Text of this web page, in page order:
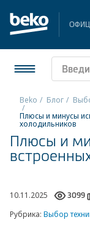
Плиты
Beko Блог
Плюсы и минусы использования встроенных в кухню
холодильников
Плюсы и
10.11.2025 3099
Рубрика: Выбор